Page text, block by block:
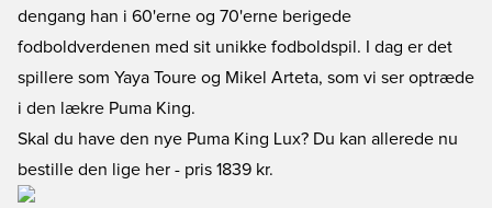
dengang han i 60'erne og 70'erne berigede
fodboldverdenen med sit unikke fodboldspil. I dag er det
spillere som Yaya Toure og Mikel Arteta, som vi ser optræde
i den lækre Puma King.
Skal du have den nye Puma King Lux? Du kan allerede nu
bestille den lige her - pris 1839 kr.